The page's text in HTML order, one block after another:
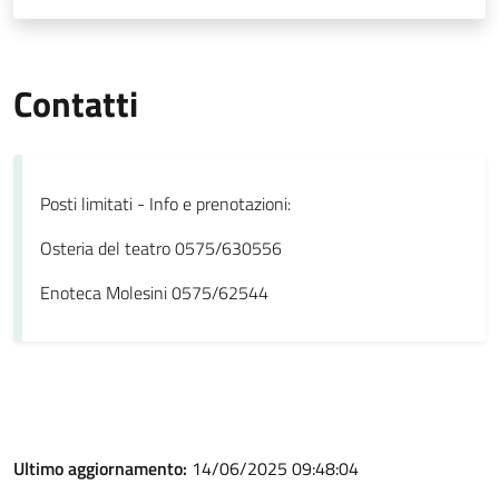
Contatti
Posti limitati - Info e prenotazioni:
Osteria del teatro 0575/630556
Enoteca Molesini 0575/62544
Ultimo aggiornamento: 14/06/2025 09:48:04